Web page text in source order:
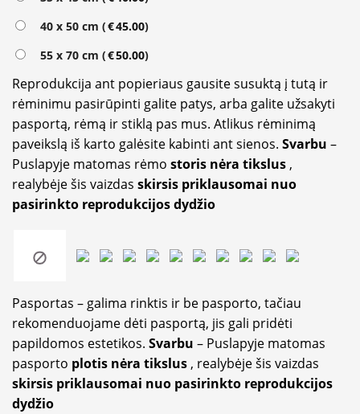
40 x 50 cm (€45.00)
55 x 70 cm (€50.00)
Reprodukcija ant popieriaus gausite susuktą į tutą ir
rėminimu pasirūpinti galite patys, arba galite užsakyti
pasportą, rėmą ir stiklą pas mus. Atlikus rėminimą
paveikslą iš karto galėsite kabinti ant sienos. Svarbu –
Puslapyje matomas rėmo storis nėra tikslus,
realybėje šis vaizdas skirsis priklausomai nuo
pasirinkto reprodukcijos dydžio
Pasportas – galima rinktis ir be pasporto, tačiau
rekomenduojame dėti pasportą, jis gali pridėti
papildomos estetikos. Svarbu – Puslapyje matomas
pasporto plotis nėra tikslus, realybėje šis vaizdas
skirsis priklausomai nuo pasirinkto reprodukcijos
dydžio